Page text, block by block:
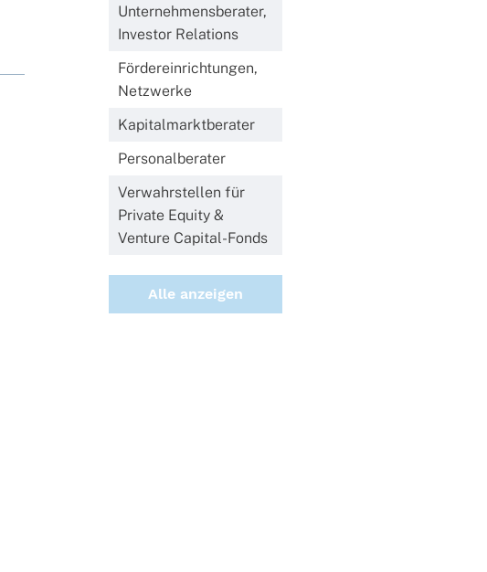
Unternehmensberater,
Investor Relations
Fördereinrichtungen,
Netzwerke
Kapitalmarktberater
Personalberater
Verwahrstellen für
Private Equity &
Venture Capital-Fonds
Alle anzeigen